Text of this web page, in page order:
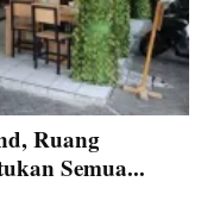
Ruang
Semua...